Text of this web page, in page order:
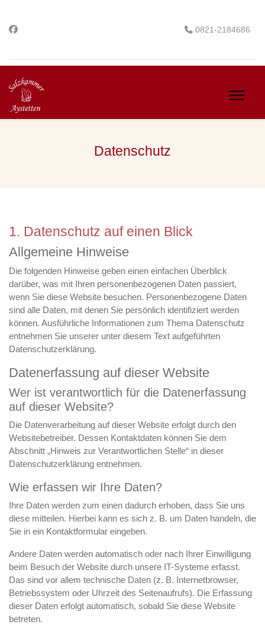
0821-2184686
Datenschutz
1. Datenschutz auf einen Blick
Allgemeine Hinweise
Die folgenden Hinweise geben einen einfachen Überblick
darüber, was mit Ihren personenbezogenen Daten passiert,
wenn Sie diese Website besuchen. Personenbezogene Daten
sind alle Daten, mit denen Sie persönlich identifiziert werden
können. Ausführliche Informationen zum Thema Datenschutz
entnehmen Sie unserer unter diesem Text aufgeführten
Datenschutzerklärung.
Datenerfassung auf dieser Website
Wer ist verantwortlich für die Datenerfassung
auf dieser Website?
Die Datenverarbeitung auf dieser Website erfolgt durch den
Websitebetreiber. Dessen Kontaktdaten können Sie dem
Abschnitt „Hinweis zur Verantwortlichen Stelle“ in dieser
Datenschutzerklärung entnehmen.
Wie erfassen wir Ihre Daten?
Ihre Daten werden zum einen dadurch erhoben, dass Sie uns
diese mitteilen. Hierbei kann es sich z. B. um Daten handeln, die
Sie in ein Kontaktformular eingeben.
Andere Daten werden automatisch oder nach Ihrer Einwilligung
beim Besuch der Website durch unsere IT-Systeme erfasst.
Das sind vor allem technische Daten (z. B. Internetbrowser,
Betriebssystem oder Uhrzeit des Seitenaufrufs). Die Erfassung
dieser Daten erfolgt automatisch, sobald Sie diese Website
betreten.